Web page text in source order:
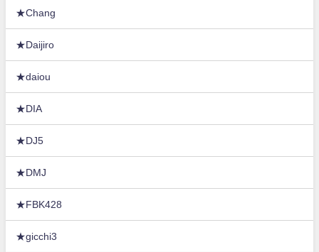
★Chang
★Daijiro
★daiou
★DIA
★DJ5
★DMJ
★FBK428
★gicchi3